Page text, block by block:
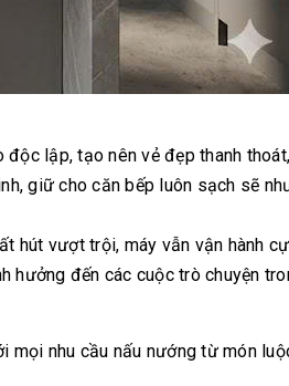
lập, tạo nên vẻ đẹp thanh
giữ cho căn bếp luôn sạch sẽ
hút vượt trội, máy vẫn vận hành
hưởng đến các cuộc trò chuyện
mọi nhu cầu nấu nướng từ món